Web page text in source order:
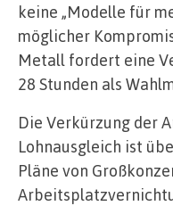
keine „Modelle für
möglicher
Metall fordert eine
28 Stunden als
Die Verkürzung der
Lohnausgleich ist
Pläne von